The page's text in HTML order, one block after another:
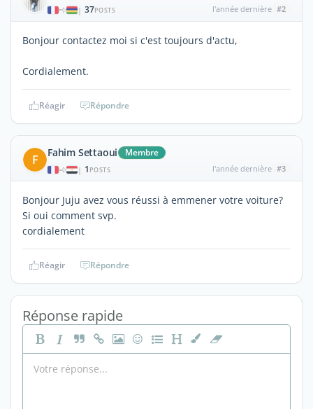
| 37POSTS l'année dernière #2
Bonjour contactez moi si c'est toujours d'actu,
Cordialement.
Réagir Répondre
F Fahim Settaoui Membre
| 1 POSTS l'année dernière #3
Bonjour Juju avez vous réussi à emmener votre voiture?
Si oui comment svp.
cordialement
Réagir Répondre
Réponse rapide